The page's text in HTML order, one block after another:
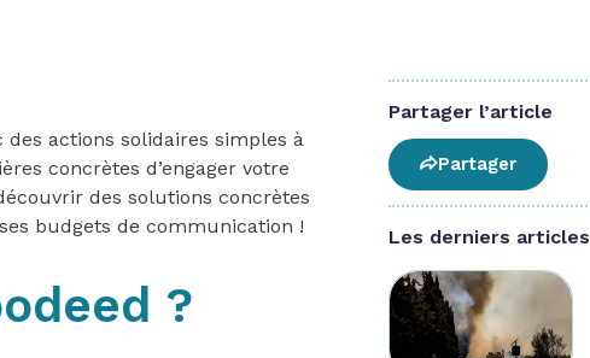
actions solidaires simples à
concrètes d’engager votre
des solutions concrètes
budgets de communication !
?
Partager l’article
Partager
Les derniers articles